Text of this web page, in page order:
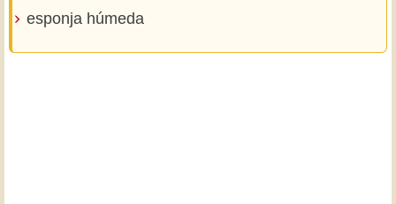
esponja húmeda